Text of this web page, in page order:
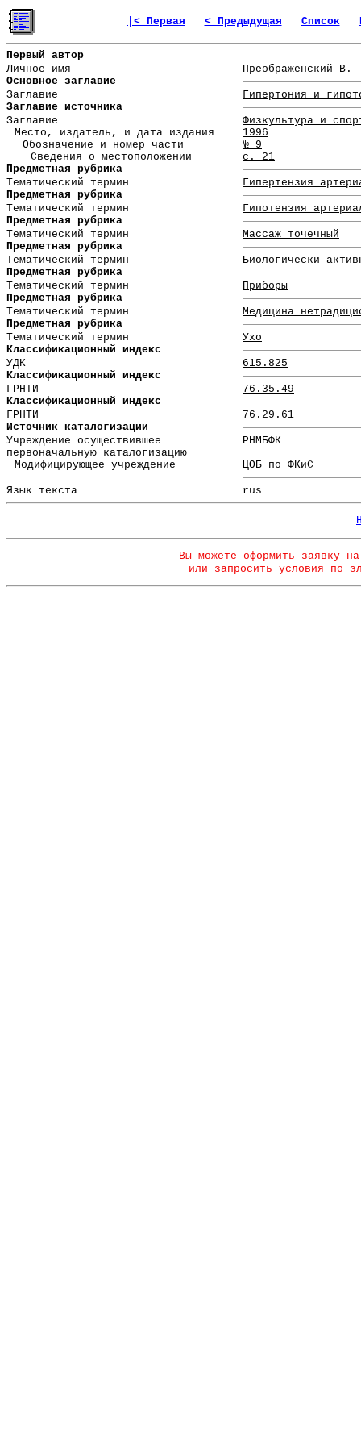
|< Первая < Предыдущая Список
Первый автор
Личное имя
Преображенский В.
Основное заглавие
Заглавие
Гипертония и
Заглавие источника
Заглавие
Физкультура и
Место, издатель, и дата издания
1996
Обозначение и номер части
№ 9
Сведения о местоположении
с. 21
Предметная рубрика
Тематический термин
Гипертензия
Предметная рубрика
Тематический термин
Гипотензия
Предметная рубрика
Тематический термин
Массаж точечный
Предметная рубрика
Тематический термин
Биологически
Предметная рубрика
Тематический термин
Приборы
Предметная рубрика
Тематический термин
Медицина
Предметная рубрика
Тематический термин
Ухо
Классификационный индекс
УДК
615.825
Классификационный индекс
ГРНТИ
76.35.49
Классификационный индекс
ГРНТИ
76.29.61
Источник каталогизации
Учреждение осуществившее
первоначальную каталогизацию
РНМБФК
Модифицирующее учреждение
ЦОБ по ФКиС
Язык текста rus
Вы можете оформить заявку
или запросить условия по